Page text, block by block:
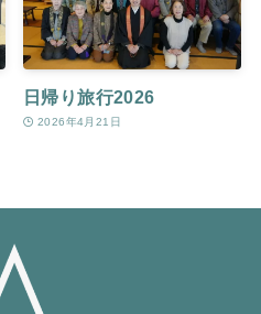
日帰り旅行2026
2026年4月21日